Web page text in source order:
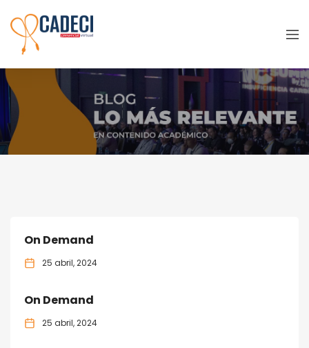
Viernes
On Demand
25 abril, 2024
On Demand
25 abril, 2024